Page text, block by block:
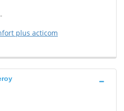
plus acticom